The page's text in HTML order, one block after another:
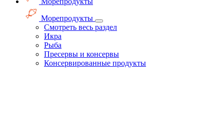
Морепродукты
Смотреть весь раздел
Икра
Рыба
Пресервы и консервы
Консервированные продукты